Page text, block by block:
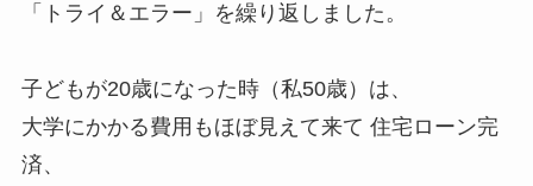
「トライ＆エラー」を繰り返しました。
子どもが20歳になった時（私50歳）は、
大学にかかる費用もほぼ見えて来て 住宅ローン完
済、